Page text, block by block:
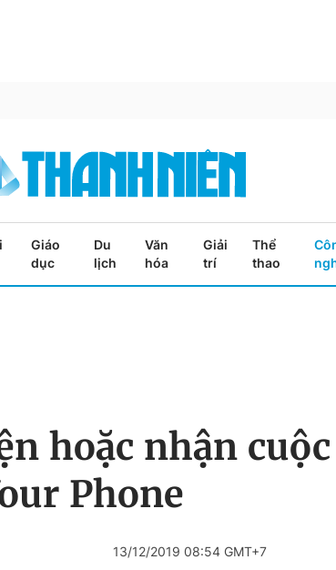
Giáo
dục
Du
lịch
Văn
hóa
Giải
trí
Thể
thao
hoặc nhận
Phone
13/12/2019 08:54 GMT+7